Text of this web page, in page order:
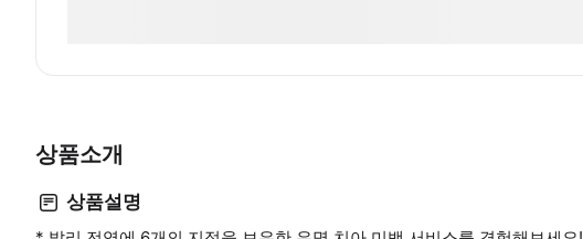
상품소개
상품설명